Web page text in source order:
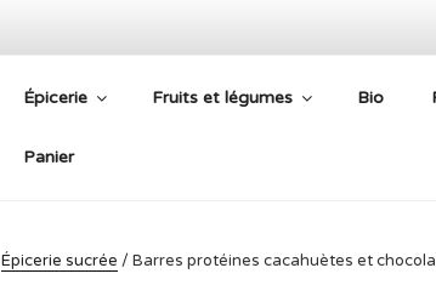
PLATEFORME
Épicerie Fruits et légumes Bio
Panier
Épicerie sucrée / Barres protéines cacahuètes et